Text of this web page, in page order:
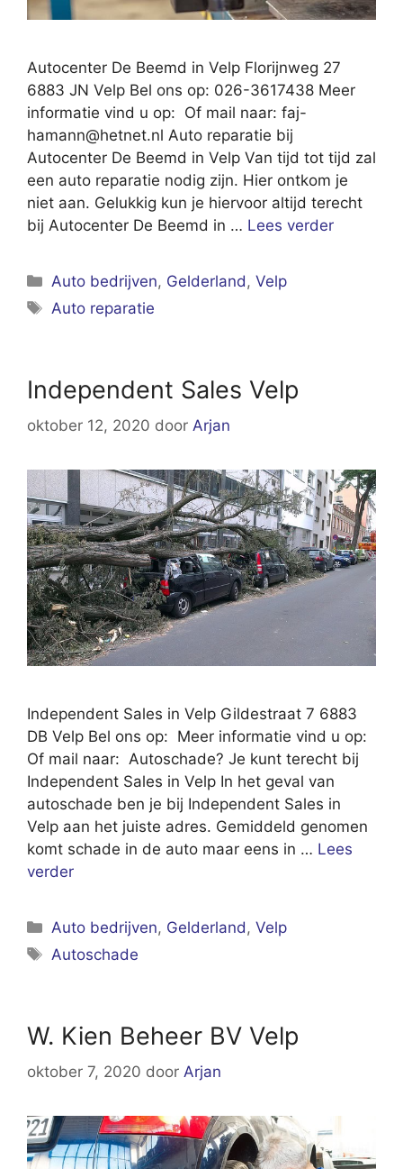
Autocenter De Beemd in Velp Florijnweg 27
6883 JN Velp Bel ons op: 026-3617438 Meer
informatie vind u op: Of mail naar: faj-
hamann@hetnet.nl Auto reparatie bij
Autocenter De Beemd in Velp Van tijd tot tijd zal
een auto reparatie nodig zijn. Hier ontkom je
niet aan. Gelukkig kun je hiervoor altijd terecht
bij Autocenter De Beemd in … Lees verder
Categorieën
Auto bedrijven, Gelderland ,Velp
Tags
Auto reparatie
Independent Sales Velp
oktober 12, 2020 door Arjan
Independent Sales in Velp Gildestraat 7 6883
DB Velp Bel ons op: Meer informatie vind u op:
Of mail naar: Autoschade? Je kunt terecht bij
Independent Sales in Velp In het geval van
autoschade ben je bij Independent Sales in
Velp aan het juiste adres. Gemiddeld genomen
komt schade in de auto maar eens in … Lees
verder
Categorieën
Auto bedrijven, Gelderland ,Velp
Tags
Autoschade
W. Kien Beheer BV Velp
oktober 7, 2020 door Arjan